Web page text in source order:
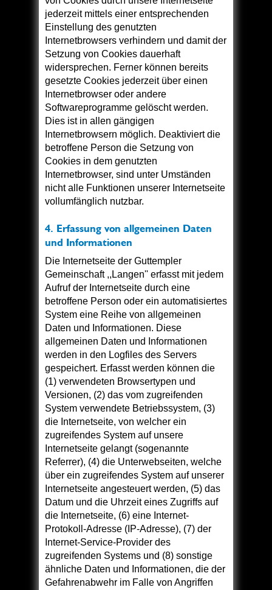
jederzeit mittels einer entsprechenden
Einstellung des genutzten
Internetbrowsers verhindern und damit der
Setzung von Cookies dauerhaft
widersprechen. Ferner können bereits
gesetzte Cookies jederzeit über einen
Internetbrowser oder andere
Softwareprogramme gelöscht werden.
Dies ist in allen gängigen
Internetbrowsern möglich. Deaktiviert die
betroffene Person die Setzung von
Cookies in dem genutzten
Internetbrowser, sind unter Umständen
nicht alle Funktionen unserer Internetseite
vollumfänglich nutzbar.
4. Erfassung von allgemeinen Daten
und Informationen
Die Internetseite der Guttempler
Gemeinschaft ,,Langen'' erfasst mit jedem
Aufruf der Internetseite durch eine
betroffene Person oder ein automatisiertes
System eine Reihe von allgemeinen
Daten und Informationen. Diese
allgemeinen Daten und Informationen
werden in den Logfiles des Servers
gespeichert. Erfasst werden können die
(1) verwendeten Browsertypen und
Versionen, (2) das vom zugreifenden
System verwendete Betriebssystem, (3)
die Internetseite, von welcher ein
zugreifendes System auf unsere
Internetseite gelangt (sogenannte
Referrer), (4) die Unterwebseiten, welche
über ein zugreifendes System auf unserer
Internetseite angesteuert werden, (5) das
Datum und die Uhrzeit eines Zugriffs auf
die Internetseite, (6) eine Internet-
Protokoll-Adresse (IP-Adresse), (7) der
Internet-Service-Provider des
zugreifenden Systems und (8) sonstige
ähnliche Daten und Informationen, die der
Gefahrenabwehr im Falle von Angriffen